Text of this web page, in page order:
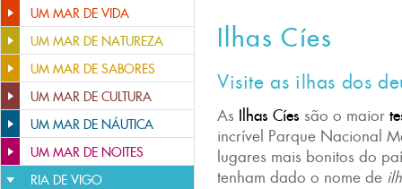
UM MAR DE VIDA
UM MAR DE NATUREZA
UM MAR DE SABORES
UM MAR DE CULTURA
UM MAR DE NÁUTICA
UM MAR DE NOITES
RIA DE VIGO
Ilhas Cíes
Visite as ilhas dos
As Ilhas Cíes são o maior
incrível Parque Nacional
lugares mais bonitos do
tenham dado o nome de